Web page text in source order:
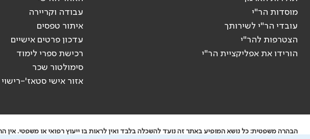
מוסדות הר"י
עובדי הר"י לשירותך
הצטרפות להר"י
הורידו את אפליקציית הר"י
עבודה וקריירה
איתור טפסים
עדכון פרטים אישיים
רכישת ספרי לימוד
סימולטור שכר
אזור אישי סטאז'-רישוי
הבהרה משפטית: כל נושא המופיע באתר זה נועד להשכלה בלבד ואין לראות בו ייעוץ רפואי או משפטי.